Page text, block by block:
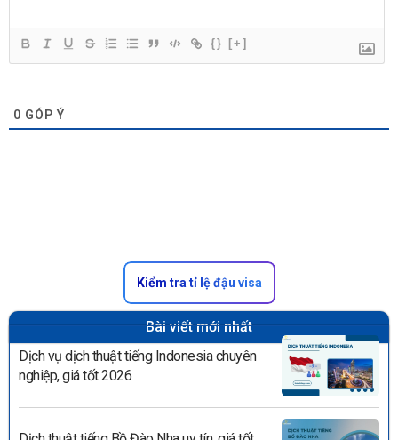
{} [+]
0 GÓP Ý
Kiểm tra tỉ lệ đậu visa
Bài viết mới nhất
Dịch vụ dịch thuật tiếng Indonesia chuyên
nghiệp, giá tốt 2026